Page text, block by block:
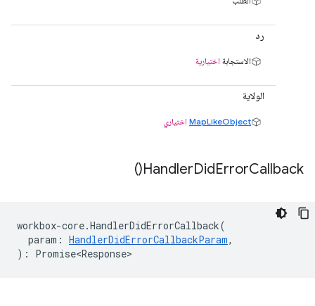
رد
الاستجابة اختيارية
الولاية
MapLikeObject اختياري
HandlerDidErrorCallback(
)
workbox-core.HandlerDidErrorCallback(
param : HandlerDidErrorCallbackParam,
) : Promise<Response>